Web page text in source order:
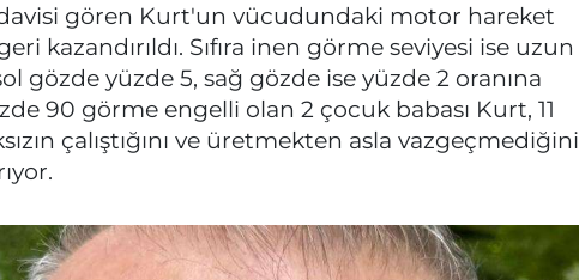
gören Kurt'un vücudundaki motor hareket
kazandırıldı. Sıfıra inen görme seviyesi ise uzun
gözde yüzde 5, sağ gözde ise yüzde 2 oranına
90 görme engelli olan 2 çocuk babası Kurt, 11
çalıştığını ve üretmekten asla vazgeçmediğini